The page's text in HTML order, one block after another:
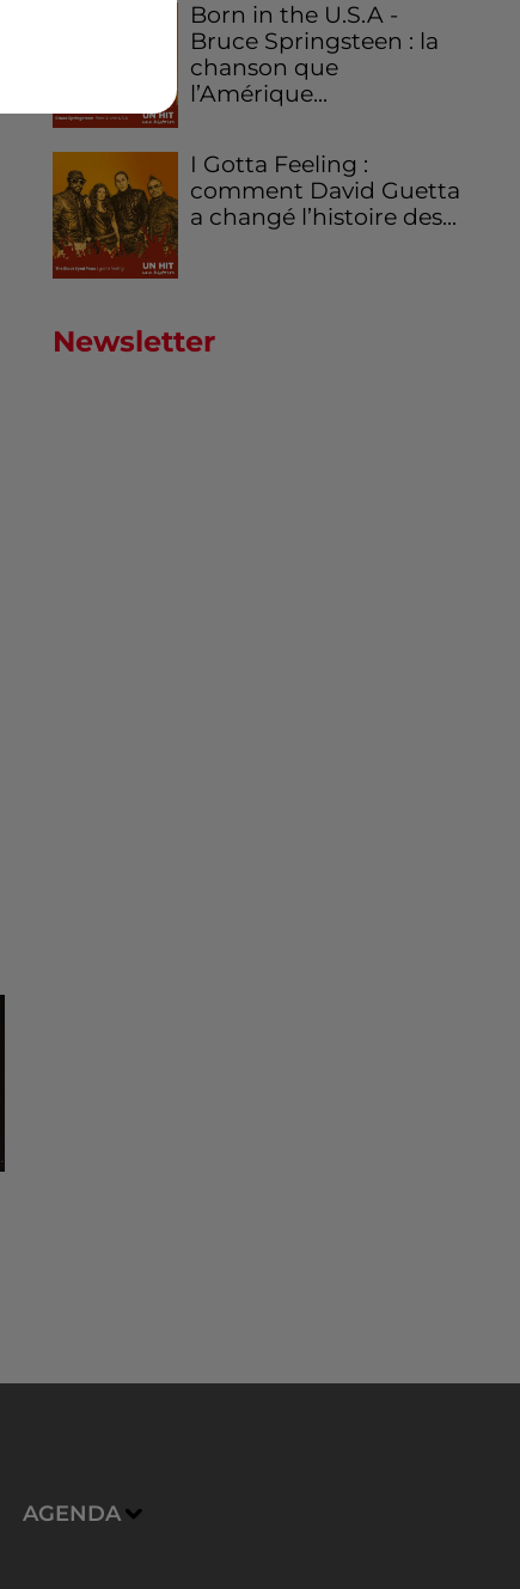
Born in the U.S.A -
Bruce Springsteen : la
chanson que
l’Amérique...
I Gotta Feeling :
comment David Guetta
a changé l’histoire des...
Newsletter
AGENDA